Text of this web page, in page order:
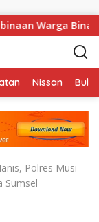
Bukan
Nissan
Polres Musi
Sumsel